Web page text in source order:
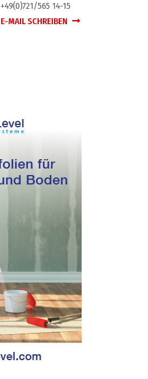
+49(0)721/565 14-15
E-MAIL SCHREIBEN